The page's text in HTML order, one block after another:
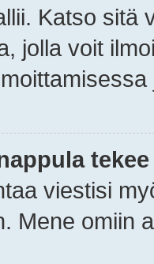
Katso sitä
jolla voit
viestisi
Mene omiin